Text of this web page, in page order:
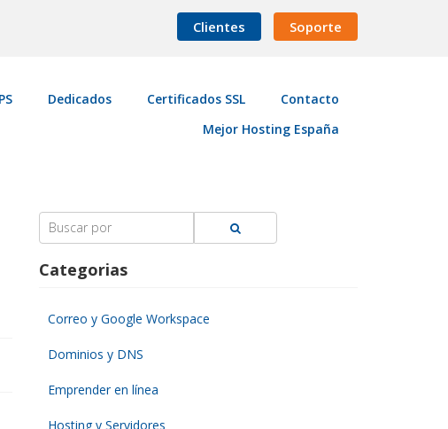
Clientes Soporte
Dedicados Certificados SSL
Contacto
Mejor Hosting España
Search
for:
Categorias
Correo y Google Workspace
Dominios y DNS
Emprender en línea
Hosting y Servidores